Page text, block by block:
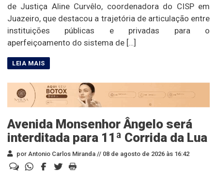
de Justiça Aline Curvêlo, coordenadora do CISP em
Juazeiro, que destacou a trajetória de articulação entre
instituições públicas e privadas para o
aperfeiçoamento do sistema de […]
Avenida Monsenhor Ângelo será
interditada para 11ª Corrida da Lua
por Antonio Carlos Miranda // 08 de agosto de 2026 às 16:42